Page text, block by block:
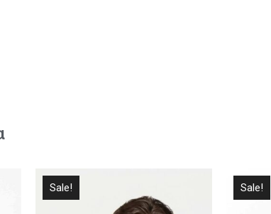
Sale! Sale!